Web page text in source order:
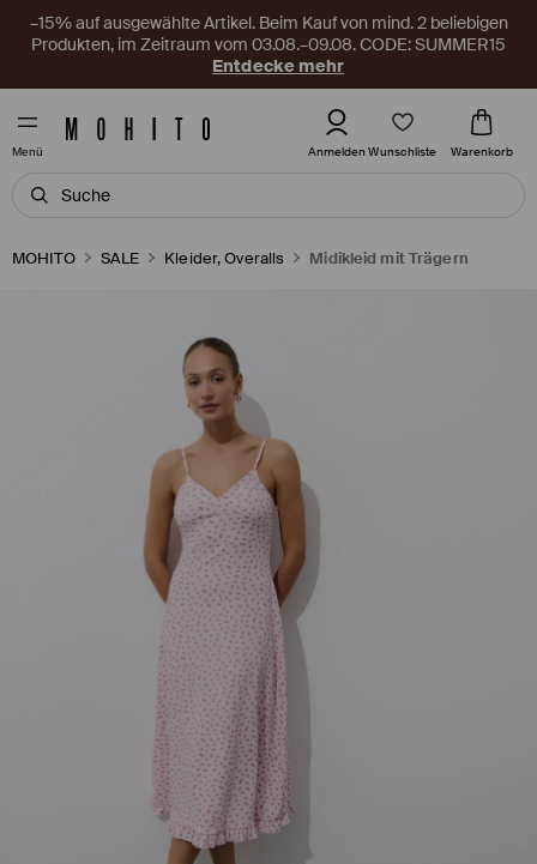
–15% auf ausgewählte Artikel. Beim Kauf von mind. 2 beliebigen
Produkten, im Zeitraum vom 03.08.–09.08. CODE: SUMMER15
Entdecke mehr
Menü Anmelden Wunschliste Warenkorb
MOHITO SALE Kleider, Overalls Midikleid mit Trägern